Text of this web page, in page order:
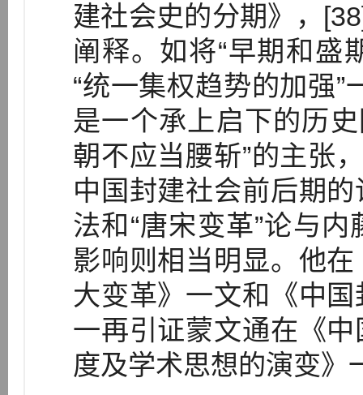
建社会史的分期》，
阐释。如将“早期和盛
“统一集权趋势的加强”
是一个承上启下的历
朝不应当腰斩”的主张
中国封建社会前后期
法和“唐宋变革”论与
影响则相当明显。他
大变革》一文和《中
一再引证蒙文通在《
度及学术思想的演变》